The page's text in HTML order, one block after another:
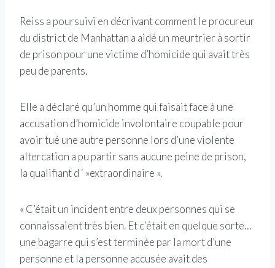
Reiss a poursuivi en décrivant comment le procureur
du district de Manhattan a aidé un meurtrier à sortir
de prison pour une victime d’homicide qui avait très
peu de parents.
Elle a déclaré qu’un homme qui faisait face à une
accusation d’homicide involontaire coupable pour
avoir tué une autre personne lors d’une violente
altercation a pu partir sans aucune peine de prison,
la qualifiant d ‘ »extraordinaire ».
« C’était un incident entre deux personnes qui se
connaissaient très bien. Et c’était en quelque sorte…
une bagarre qui s’est terminée par la mort d’une
personne et la personne accusée avait des